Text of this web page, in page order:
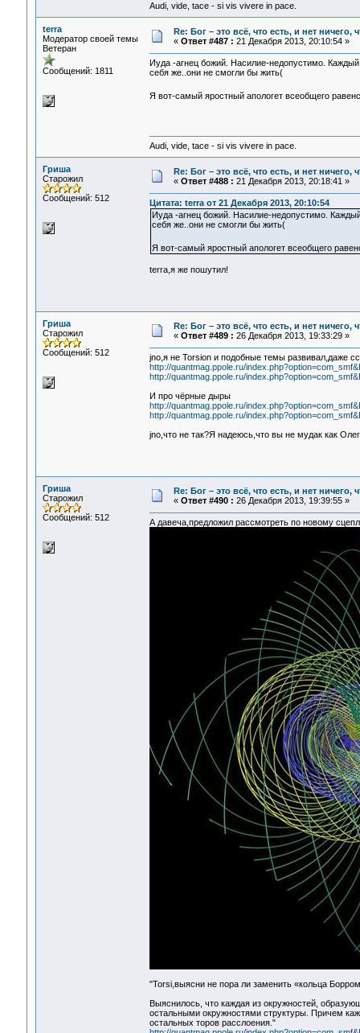
Audi, vide, tace - si vis vivere in pace.
terra
Модератор своей темы
Ветеран
Сообщений: 1811
Re: Бог – это всё, что есть, и нет
« Ответ #487 : 21 Декабря 2013, 20:10:54 »
Иуда -агнец божий. Насилие-недопустимо.
себя же..они не смогли бы жить(
Я вот-самый яростный апологет всеобщего
Audi, vide, tace - si vis vivere in pace.
Гриша
Старожил
Сообщений: 512
Re: Бог – это всё, что есть, и нет
« Ответ #488 : 21 Декабря 2013, 20:18:41 »
Цитата: terra от 21 Декабря 2013, 20:10:54
Иуда -агнец божий. Насилие-недопустимо.
себя же..они не смогли бы жить(
Я вот-самый яростный апологет всеобщего
terra,я же пошутил!
Гриша
Старожил
Сообщений: 512
Re: Бог – это всё, что есть, и нет
« Ответ #489 : 26 Декабря 2013, 19:33:29 »
jno,я не Torsion и подобные темы развивал,даже
http://quantmag.ppole.ru/
http://quantmag.ppole.ru/
И про чёрные дыры
http://quantmag.ppole.ru/
http://quantmag.ppole.ru/
jno,что не так?Я надеюсь,что вы не мудак как
Гриша
Старожил
Сообщений: 512
Re: Бог – это всё, что есть, и нет
« Ответ #490 : 26 Декабря 2013, 19:39:55 »
А давеча,предложил рассмотреть по новому
"Torsi,выясни не пора ли заменить «кольца
Выяснилось, что каждая из окружностей,
остальными окружностями структуры. Причем
остальных торов расслоения."